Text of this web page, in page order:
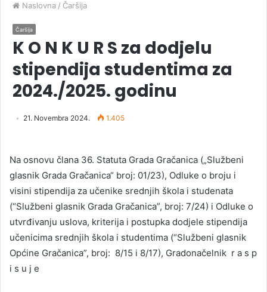
Naslovna / Čaršija
Čaršija
K O N K U R S za dodjelu
stipendija studentima za
2024./2025. godinu
21. Novembra 2024. 1.405
Na osnovu člana 36. Statuta Grada Gračanica („Službeni
glasnik Grada Gračanica“ broj: 01/23), Odluke o broju i
visini stipendija za učenike srednjih škola i studenata
(“Službeni glasnik Grada Gračanica”, broj: 7/24) i Odluke o
utvrđivanju uslova, kriterija i postupka dodjele stipendija
učenicima srednjih škola i studentima (“Službeni glasnik
Općine Gračanica”, broj: 8/15 i 8/17), Gradonačelnik r a s p
i s u j e